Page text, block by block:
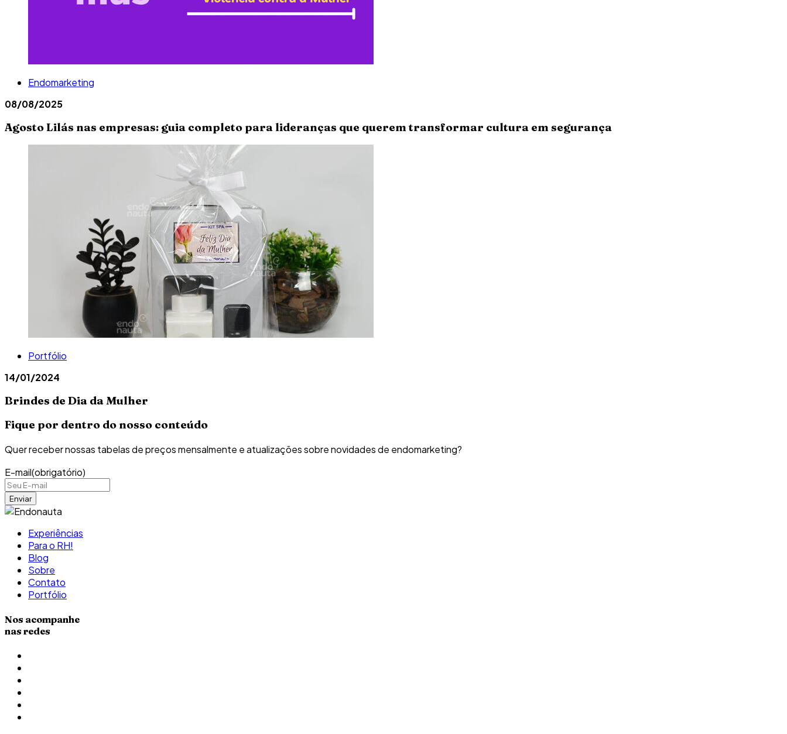
Endomarketing
08/08/2025
Agosto Lilás nas empresas: guia completo para lideranças que querem transformar cultura em segurança
Portfólio
14/01/2024
Brindes de Dia da Mulher
Fique por dentro do nosso conteúdo
Quer receber nossas tabelas de preços mensalmente e atualizações sobre novidades de endomarketing?
E-mail(obrigatório)
Experiências
Para o RH!
Blog
Sobre
Contato
Portfólio
Nos acompanhe
nas redes